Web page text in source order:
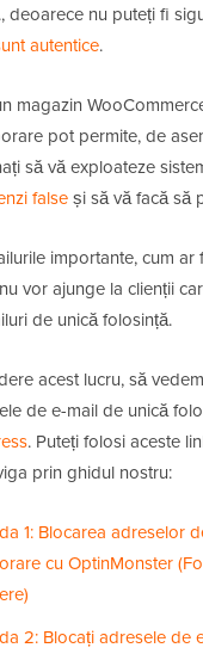
deoarece nu puteți fi
autentice.
magazin
pot permite, de
să vă exploateze
falseși să vă facă să
importante, cum
vor ajunge la clienții
de unică folosință.
acest lucru, să
de e-mail de unică
. Puteți folosi aceste
prin ghidul nostru:
1: Blocarea adreselor
cu OptinMonster
2: Blocați adresele de